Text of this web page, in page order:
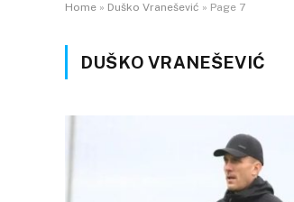
Home » Duško Vranešević » Page 7
DUŠKO VRANEŠEVIĆ